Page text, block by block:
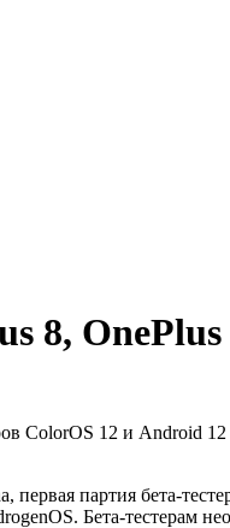
8,
ColorOS 12 и Android
партия бета-
Бета-тестерам